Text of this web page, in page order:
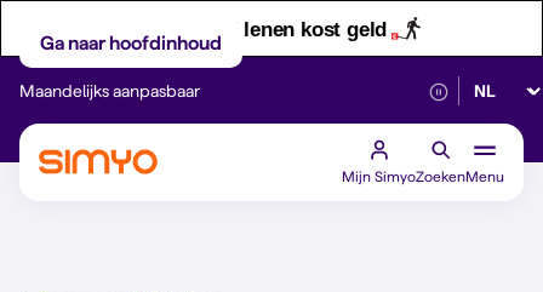
Let op! Geld lenen kost geld
Ga naar hoofdinhoud
Maandelijks aanpasbaar Betrouwbaar
Mijn SimyoZoekenMenu